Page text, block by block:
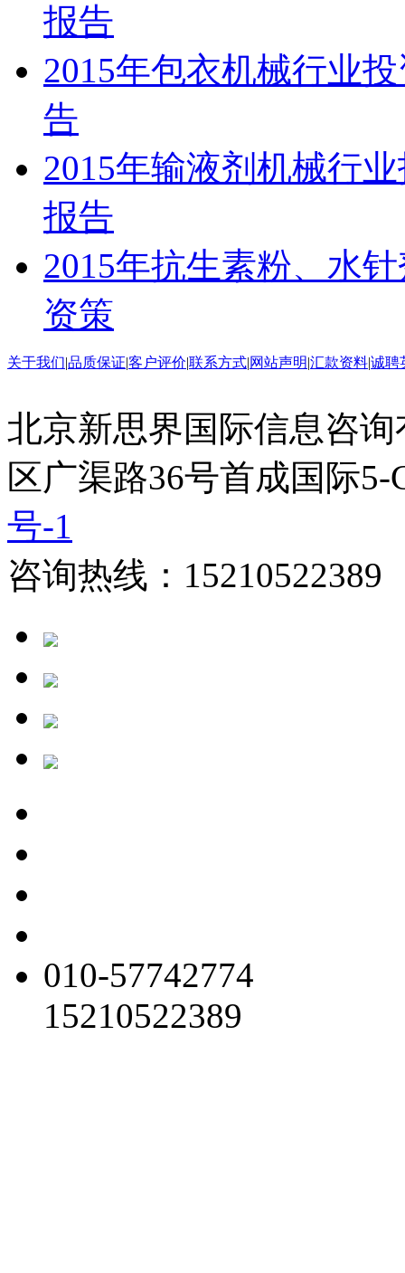
报告
2015年包衣机械行业
告
2015年输液剂机械行
报告
2015年抗生素粉、水
资策
关于我们|品质保证|客户评价|联系方式|网站声明|汇款资料|诚聘
北京新思界国际信息咨
区广渠路36号首成国际
号-1
咨询热线：
010-57742774
15210522389